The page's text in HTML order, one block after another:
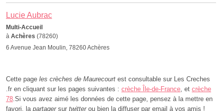
Lucie Aubrac
Multi-Accueil
à Achères (78260)
6 Avenue Jean Moulin, 78260 Achères
Cette page les crèches de Maurecourt est consultable sur Les Creches
.fr en cliquant sur les pages suivantes : crèche Île-de-France, et crèche
78.Si vous avez aimé les données de cette page, pensez à la mettre en
favori, la partagersur twitterou bien la diffuser par email à vos amis !